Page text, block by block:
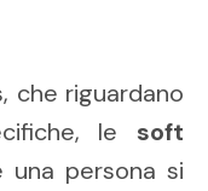
che riguardano
le soft
persona si